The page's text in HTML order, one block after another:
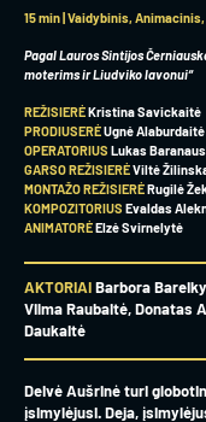
15 min | Vaidybinis,
Pagal Lauros Sintijos
moterims ir Liudviko lavonui“
REŽISIERĖKristina Savickaitė
PRODIUSERĖUgnė Alaburdaitė
OPERATORIUS Lukas
GARSO REŽISIERĖViltė
MONTAŽO REŽISIERĖRugilė
KOMPOZITORIUS Evaldas
ANIMATORĖElzė Svirnelytė
AKTORIAIBarbora
Vilma Raubaitė, Donatas
Daukaitė
Deivė Aušrinė turi
įsimylėjusi. Deja,